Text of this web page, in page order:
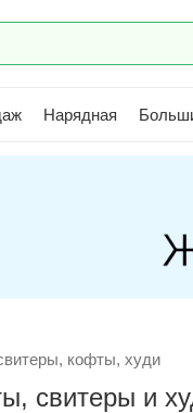
Нарядная
кофты, худи
свитеры и